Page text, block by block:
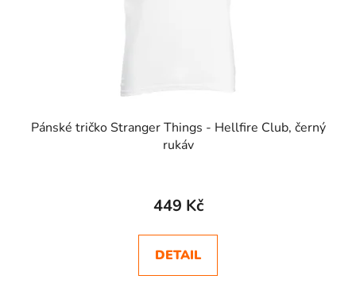
Pánské tričko Stranger Things - Hellfire Club, černý
rukáv
hodnocení
je
5,0
449 Kč
DETAIL